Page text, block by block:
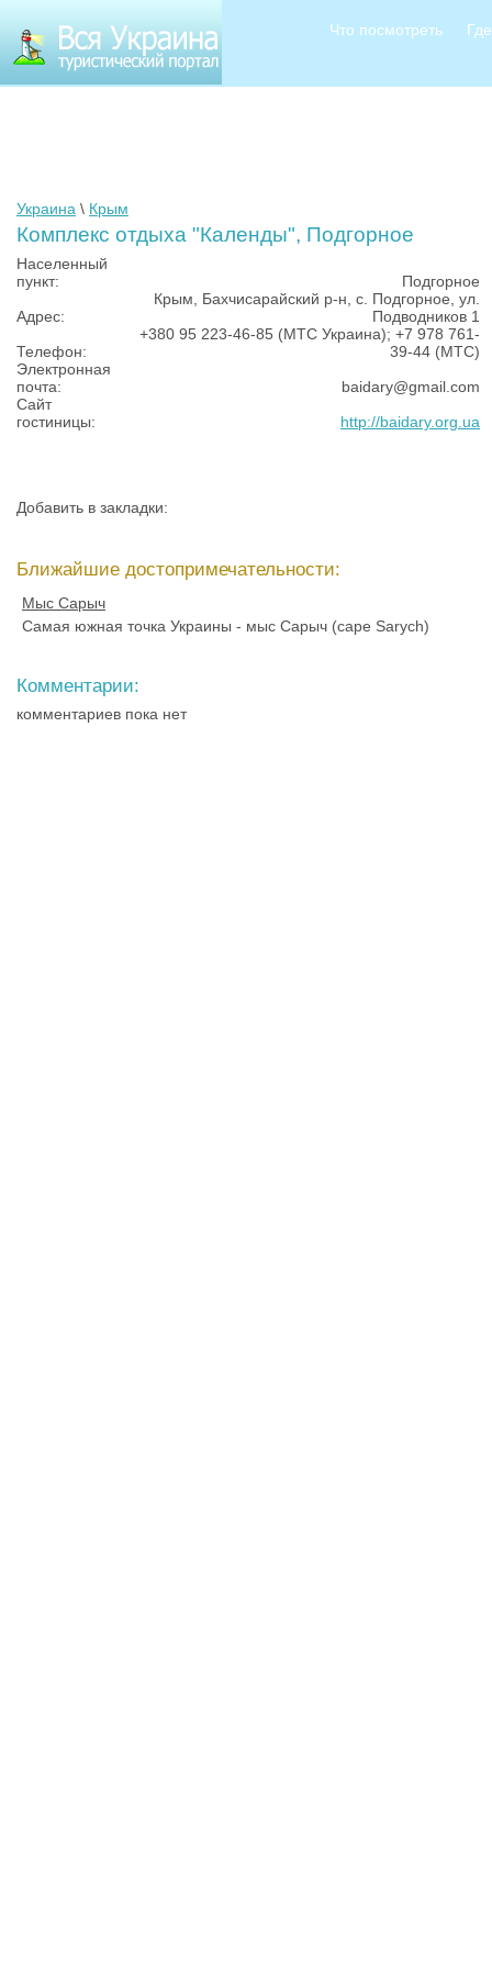
Что посмотреть
Украина \ Крым
Комплекс отдыха "Календы", Подгорное
Населенный
пункт:
Подгорное
Адрес:
Крым, Бахчисарайский р-н, с. Подгорное, ул.
Подводников 1
Телефон:
+380 95 223-46-85 (МТС Украина); +7 978 761-
39-44 (МТС)
Электронная
почта:
baidary@gmail.com
Сайт
гостиницы:
http://baidary.org.ua
Добавить в закладки:
Ближайшие достопримечательности:
Мыс Сарыч
Самая южная точка Украины - мыс Сарыч (cape Sarych)
Комментарии:
комментариев пока нет